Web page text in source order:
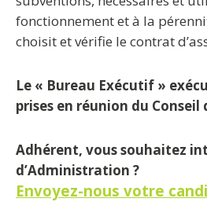
fonctionnement et à la
choisit et vérifie le contrat
Le « Bureau Exécutif »
prises en réunion du
Adhérent, vous souhaitez
d’Administration ?
Envoyez-nous votre